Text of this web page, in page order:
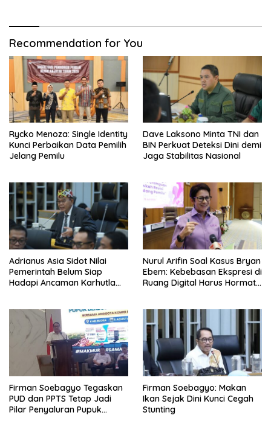
Recommendation for You
Rycko Menoza: Single Identity
Kunci Perbaikan Data Pemilih
Jelang Pemilu
Dave Laksono Minta TNI dan
BIN Perkuat Deteksi Dini demi
Jaga Stabilitas Nasional
Adrianus Asia Sidot Nilai
Pemerintah Belum Siap
Hadapi Ancaman Karhutla
Nurul Arifin Soal Kasus Bryan
Ebem: Kebebasan Ekspresi di
Ruang Digital Harus Hormati
Firman Soebagyo Tegaskan
PUD dan PPTS Tetap Jadi
Pilar Penyaluran Pupuk
Firman Soebagyo: Makan
Ikan Sejak Dini Kunci Cegah
Stunting